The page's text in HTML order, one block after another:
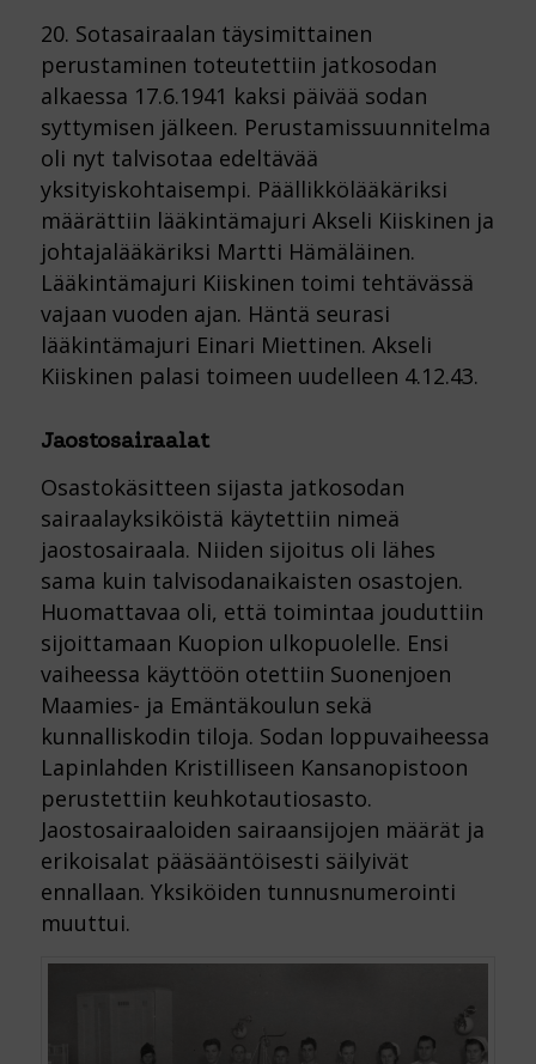
20. Sotasairaalan täysimittainen
perustaminen toteutettiin jatkosodan
alkaessa 17.6.1941 kaksi päivää sodan
syttymisen jälkeen. Perustamissuunnitelma
oli nyt talvisotaa edeltävää
yksityiskohtaisempi. Päällikkölääkäriksi
määrättiin lääkintämajuri Akseli Kiiskinen ja
johtajalääkäriksi Martti Hämäläinen.
Lääkintämajuri Kiiskinen toimi tehtävässä
vajaan vuoden ajan. Häntä seurasi
lääkintämajuri Einari Miettinen. Akseli
Kiiskinen palasi toimeen uudelleen 4.12.43.
Jaostosairaalat
Osastokäsitteen sijasta jatkosodan
sairaalayksiköistä käytettiin nimeä
jaostosairaala. Niiden sijoitus oli lähes
sama kuin talvisodanaikaisten osastojen.
Huomattavaa oli, että toimintaa jouduttiin
sijoittamaan Kuopion ulkopuolelle. Ensi
vaiheessa käyttöön otettiin Suonenjoen
Maamies- ja Emäntäkoulun sekä
kunnalliskodin tiloja. Sodan loppuvaiheessa
Lapinlahden Kristilliseen Kansanopistoon
perustettiin keuhkotautiosasto.
Jaostosairaaloiden sairaansijojen määrät ja
erikoisalat pääsääntöisesti säilyivät
ennallaan. Yksiköiden tunnusnumerointi
muuttui.